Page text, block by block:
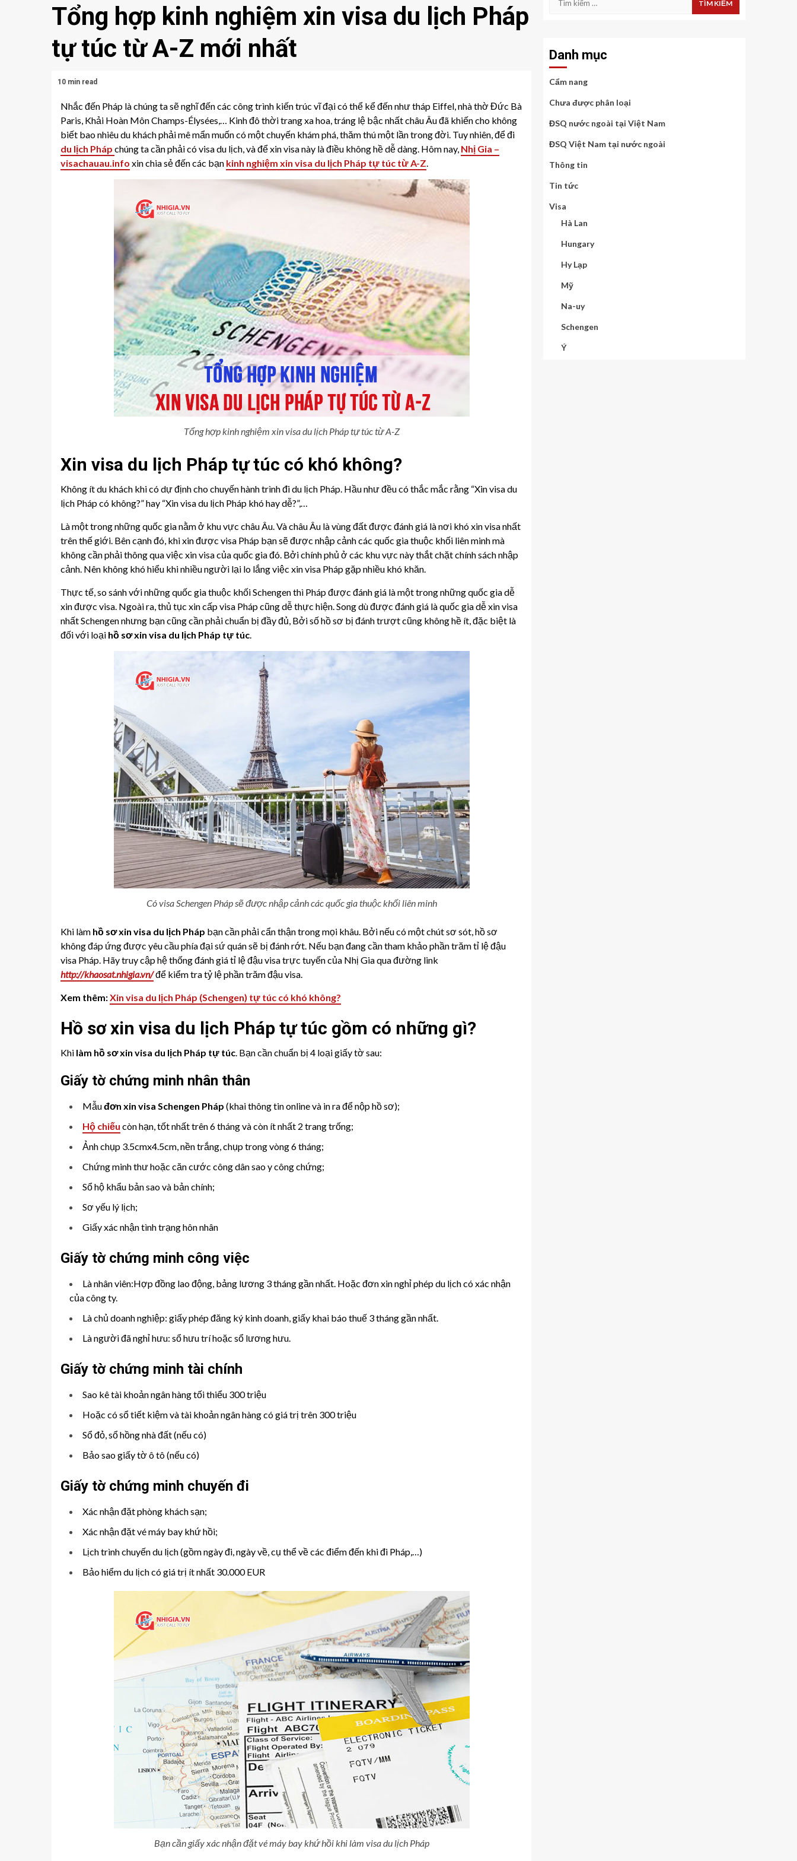
Tổng hợp kinh nghiệm xin visa du lịch Pháp
tự túc từ A-Z mới nhất
10 min read
Nhắc đến Pháp là chúng ta sẽ nghĩ đến các công trình kiến trúc vĩ đại có thể kể đến như tháp Eiffel, nhà thờ Đức Bà
Paris, Khải Hoàn Môn Champs-Élysées,… Kinh đô thời trang xa hoa, tráng lệ bậc nhất châu Âu đã khiến cho không
biết bao nhiêu du khách phải mê mẩn muốn có một chuyến khám phá, thăm thú một lần trong đời. Tuy nhiên, để đi
du lịch Pháp chúng ta cần phải có visa du lịch, và để xin visa này là điều không hề dễ dàng. Hôm nay, Nhị Gia –
visachauau.info xin chia sẻ đến các bạn kinh nghiệm xin visa du lịch Pháp tự túc từ A-Z.
Tổng hợp kinh nghiệm xin visa du lịch Pháp tự túc từ A-Z
Xin visa du lịch Pháp tự túc có khó không?
Không ít du khách khi có dự định cho chuyến hành trình đi du lịch Pháp. Hầu như đều có thắc mắc rằng “Xin visa du
lịch Pháp có không?” hay “Xin visa du lịch Pháp khó hay dễ?”,…
Là một trong những quốc gia nằm ở khu vực châu Âu. Và châu Âu là vùng đất được đánh giá là nơi khó xin visa nhất
trên thế giới. Bên cạnh đó, khi xin được visa Pháp bạn sẽ được nhập cảnh các quốc gia thuộc khối liên minh mà
không cần phải thông qua việc xin visa của quốc gia đó. Bởi chính phủ ở các khu vực này thắt chặt chính sách nhập
cảnh. Nên không khó hiểu khi nhiều người lại lo lắng việc xin visa Pháp gặp nhiều khó khăn.
Thực tế, so sánh với những quốc gia thuộc khối Schengen thì Pháp được đánh giá là một trong những quốc gia dễ
xin được visa. Ngoài ra, thủ tục xin cấp visa Pháp cũng dễ thực hiện. Song dù được đánh giá là quốc gia dễ xin visa
nhất Schengen nhưng bạn cũng cần phải chuẩn bị đầy đủ, Bởi số hồ sơ bị đánh trượt cũng không hề ít, đặc biệt là
đối với loại hồ sơ xin visa du lịch Pháp tự túc.
Có visa Schengen Pháp sẽ được nhập cảnh các quốc gia thuộc khối liên minh
Khi làm hồ sơ xin visa du lịch Pháp bạn cần phải cẩn thận trong mọi khâu. Bởi nếu có một chút sơ sót, hồ sơ
không đáp ứng được yêu cầu phía đại sứ quán sẽ bị đánh rớt. Nếu bạn đang cần tham khảo phần trăm tỉ lệ đậu
visa Pháp. Hãy truy cập hệ thống đánh giá tỉ lệ đậu visa trực tuyến của Nhị Gia qua đường link
http://khaosat.nhigia.vn/để kiểm tra tỷ lệ phần trăm đậu visa.
Xem thêm:Xin visa du lịch Pháp (Schengen) tự túc có khó không?
Hồ sơ xin visa du lịch Pháp tự túc gồm có những gì?
Khi làm hồ sơ xin visa du lịch Pháp tự túc. Bạn cần chuẩn bị 4 loại giấy tờ sau:
Giấy tờ chứng minh nhân thân
Mẫuđơn xin visa Schengen Pháp (khai thông tin online và in ra để nộp hồ sơ);
Hộ chiếu còn hạn, tốt nhất trên 6 tháng và còn ít nhất 2 trang trống;
Ảnh chụp 3.5cmx4.5cm, nền trắng, chụp trong vòng 6 tháng;
Chứng minh thư hoặc căn cước công dân sao y công chứng;
Sổ hộ khẩu bản sao và bản chính;
Sơ yếu lý lịch;
Giấy xác nhận tình trạng hôn nhân
Giấy tờ chứng minh công việc
Là nhân viên:Hợp đồng lao động, bảng lương 3 tháng gần nhất. Hoặc đơn xin nghỉ phép du lịch có xác nhận
của công ty.
Là chủ doanh nghiệp: giấy phép đăng ký kinh doanh, giấy khai báo thuế 3 tháng gần nhất.
Là người đã nghỉ hưu: sổ hưu trí hoặc sổ lương hưu.
Giấy tờ chứng minh tài chính
Sao kê tài khoản ngân hàng tối thiểu 300 triệu
Hoặc có sổ tiết kiệm và tài khoản ngân hàng có giá trị trên 300 triệu
Sổ đỏ, sổ hồng nhà đất (nếu có)
Bảo sao giấy tờ ô tô (nếu có)
Giấy tờ chứng minh chuyến đi
Xác nhận đặt phòng khách sạn;
Xác nhận đặt vé máy bay khứ hồi;
Lịch trình chuyến du lịch (gồm ngày đi, ngày về, cụ thể về các điểm đến khi đi Pháp,…)
Bảo hiểm du lịch có giá trị ít nhất 30.000 EUR
Bạn cần giấy xác nhận đặt vé máy bay khứ hồi khi làm visa du lịch Pháp
Danh mục
Cẩm nang
Chưa được phân loại
ĐSQ nước ngoài tại Việt Nam
ĐSQ Việt Nam tại nước ngoài
Thông tin
Tin tức
Visa
Hà Lan
Hungary
Hy Lạp
Mỹ
Na-uy
Schengen
Ý